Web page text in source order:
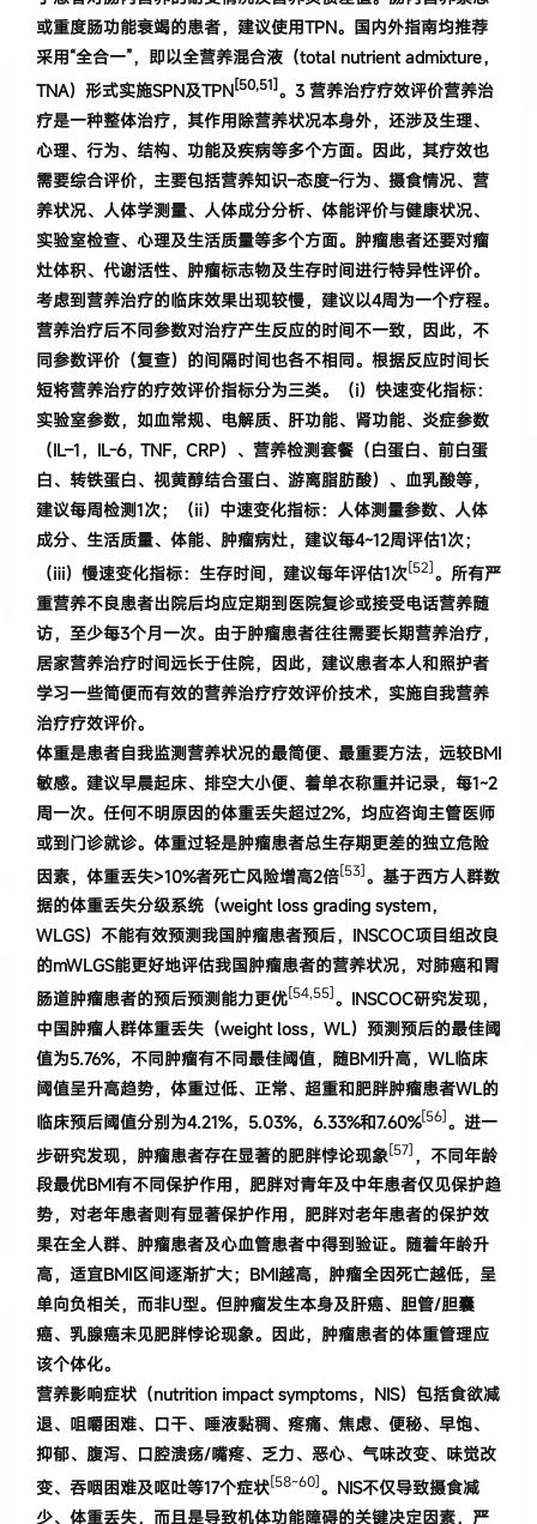
或重度肠功能衰竭的患者，建议使用TPN。国内外指南均推荐
采用“全合一”，即以全营养混合液（total nutrient admixture，
TNA）形式实施SPN及TPN[50,51] 。 3 营养治疗疗效评价营养治
疗是一种整体治疗， 其作用除营养状况本身外， 还涉及生理、
心理、行为、结构、功能及疾病等多个方面。 因此， 其疗效也
需要综合评价， 主要包括营养知识–态度–行为、摄食情况、营
养状况、人体学测量、人体成分分析、体能评价与健康状况、
实验室检查、心理及生活质量等多个方面。 肿瘤患者还要对瘤
灶体积、代谢活性、肿瘤标志物及生存时间进行特异性评价。
考虑到营养治疗的临床效果出现较慢， 建议以4周为一个疗程。
营养治疗后不同参数对治疗产生反应的时间不一致， 因此， 不
同参数评价 （复查） 的间隔时间也各不相同。 根据反应时间长
短将营养治疗的疗效评价指标分为三类。（i） 快速变化指标：
实验室参数， 如血常规、电解质、肝功能、肾功能、炎症参数
（IL–1， IL-6， TNF， CRP） 、营养检测套餐 （白蛋白、前白蛋
白、转铁蛋白、视黄醇结合蛋白、游离脂肪酸） 、血乳酸等，
建议每周检测1次；（ⅱ） 中速变化指标： 人体测量参数、人体
成分、生活质量、体能、肿瘤病灶， 建议每4~12周评估1次；
（ⅲ） 慢速变化指标： 生存时间， 建议每年评估1次[52]。 所有严
重营养不良患者出院后均应定期到医院复诊或接受电话营养随
访， 至少每3个月一次。 由于肿瘤患者往往需要长期营养治疗，
居家营养治疗时间远长于住院， 因此， 建议患者本人和照护者
学习一些简便而有效的营养治疗疗效评价技术， 实施自我营养
治疗疗效评价。
体重是患者自我监测营养状况的最简便、最重要方法， 远较BMI
敏感。 建议早晨起床、排空大小便、着单衣称重并记录， 每1~2
周一次。 任何不明原因的体重丢失超过2%， 均应咨询主管医师
或到门诊就诊。 体重过轻是肿瘤患者总生存期更差的独立危险
因素， 体重丢失>10%者死亡风险增高2倍[53]。 基于西方人群数
据的体重丢失分级系统 （weight loss grading system，
WLGS） 不能有效预测我国肿瘤患者预后， INSCOC项目组改良
的mWLGS能更好地评估我国肿瘤患者的营养状况， 对肺癌和胃
肠道肿瘤患者的预后预测能力更优[54,55]。 INSCOC研究发现，
中国肿瘤人群体重丢失 （weight loss， WL） 预测预后的最佳阈
值为5.76%， 不同肿瘤有不同最佳阈值， 随BMI升高， WL临床
阈值呈升高趋势， 体重过低、正常、超重和肥胖肿瘤患者WL的
临床预后阈值分别为4.21%， 5.03%， 6.33%和7.60%[56]。 进一
步研究发现， 肿瘤患者存在显著的肥胖悖论现象[57] ， 不同年龄
段最优BMI有不同保护作用， 肥胖对青年及中年患者仅见保护趋
势，对老年患者则有显著保护作用，肥胖对老年患者的保护效
果在全人群、肿瘤患者及心血管患者中得到验证。 随着年龄升
高， 适宜BMI区间逐渐扩大； BMI越高， 肿瘤全因死亡越低， 呈
单向负相关， 而非U型。 但肿瘤发生本身及肝癌、胆管/胆囊
癌、乳腺癌未见肥胖悖论现象。 因此， 肿瘤患者的体重管理应
该个体化。
营养影响症状 （nutrition impact symptoms， NIS） 包括食欲减
退、咀嚼困难、口干、唾液黏稠、疼痛、焦虑、便秘、早饱、
抑郁、腹泻、口腔溃疡/嘴疼、乏力、恶心、气味改变、味觉改
变、吞咽困难及呕吐等17个症状[58~60]。 NIS不仅导致摄食减
少、体重丢失， 而且是导致机体功能障碍的关键决定因素， 严